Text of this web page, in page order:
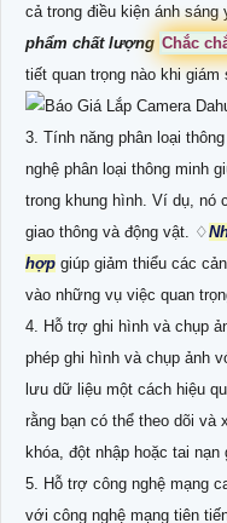
cả trong điều kiện ánh sáng
phẩm chất lượng Chắc
tiết quan trọng nào khi giám
3. Tính năng phân loại
nghệ phân loại thông minh
trong khung hình. Ví dụ, nó
giao thông và động vật. ♢
hợp giúp giảm thiểu các
vào những vụ việc quan
4. Hỗ trợ ghi hình và chụp
phép ghi hình và chụp ảnh
lưu dữ liệu một cách hiệu
rằng bạn có thể theo dõi và
khóa, đột nhập hoặc tai nạn
5. Hỗ trợ công nghệ mạng
với công nghệ mạng tiên